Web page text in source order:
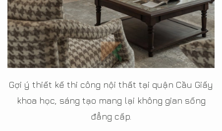
Gợi ý thiết kế thi công nội thất tại quận Cầu Giấy
khoa học, sáng tạo mang lại không gian sống
đẳng cấp.